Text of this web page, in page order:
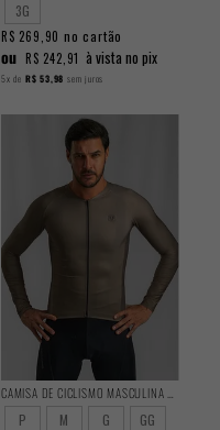
3G
R$ 269,90 no cartão
ou R$ 242,91 à vista no pix
5x de R$ 53,98 sem juros
CAMISA DE CICLISMO MASCULINA TRAINING MANGA LONGA MOUSSE
P M G
GG